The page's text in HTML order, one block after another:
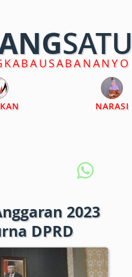
SATU
NARASI
2023
DPRD